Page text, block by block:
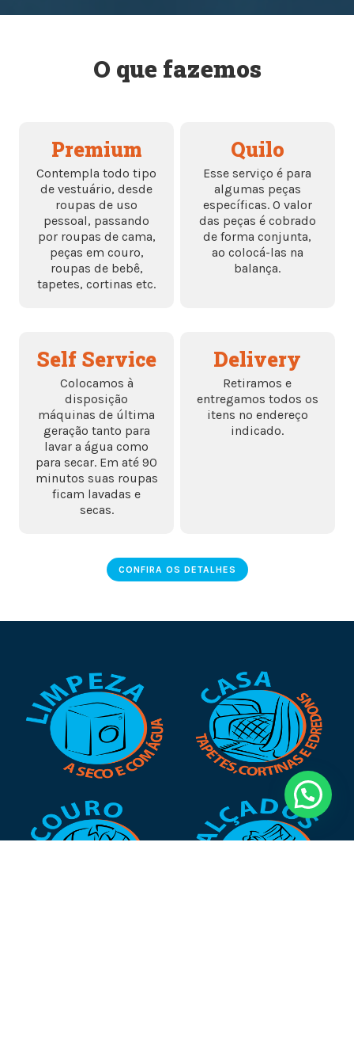
O que fazemos
Premium
Contempla todo tipo
de vestuário, desde
roupas de uso
pessoal, passando
por roupas de cama,
peças em couro,
roupas de bebê,
tapetes, cortinas etc.
Quilo
Esse serviço é para
algumas peças
específicas. O valor
das peças é cobrado
de forma conjunta,
ao colocá-las na
balança.
Self Service
Colocamos à
disposição
máquinas de última
geração tanto para
lavar a água como
para secar. Em até 90
minutos suas roupas
ficam lavadas e
secas.
Delivery
Retiramos e
entregamos todos os
itens no endereço
indicado.
CONFIRA OS DETALHES